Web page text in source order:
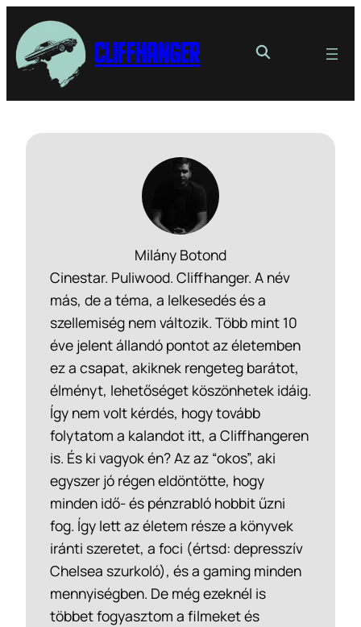
Cliffhanger
Milány Botond
Cinestar. Puliwood. Cliffhanger. A név
más, de a téma, a lelkesedés és a
szellemiség nem változik. Több mint 10
éve jelent állandó pontot az életemben
ez a csapat, akiknek rengeteg barátot,
élményt, lehetőséget köszönhetek idáig.
Így nem volt kérdés, hogy tovább
folytatom a kalandot itt, a Cliffhangeren
is. És ki vagyok én? Az az “okos”, aki
egyszer jó régen eldöntötte, hogy
minden idő- és pénzrabló hobbit űzni
fog. Így lett az életem része a könyvek
iránti szeretet, a foci (értsd: depresszív
Chelsea szurkoló), és a gaming minden
mennyiségben. De még ezeknél is
többet fogyasztom a filmeket és